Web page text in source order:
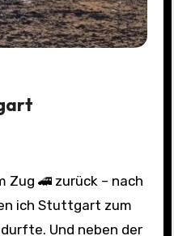
Zug 🚄 zurück – nach
ich Stuttgart zum
Und neben der